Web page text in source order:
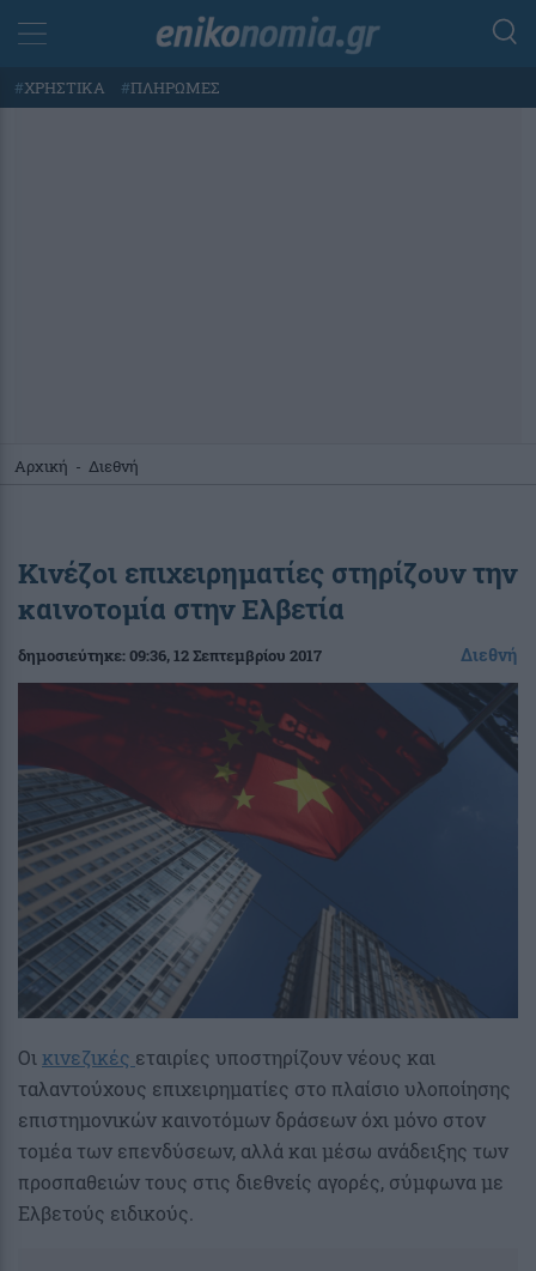
#ΧΡΗΣΤΙΚΑ #ΠΛΗΡΩΜΕΣ
Αρχική - Διεθνή
Κινέζοι επιχειρηματίες στηρίζουν την
καινοτομία στην Ελβετία
δημοσιεύτηκε:09:36, 12 Σεπτεμβρίου 2017 Διεθνή
Οι κινεζικές εταιρίες υποστηρίζουν νέους και
ταλαντούχους επιχειρηματίες στο πλαίσιο υλοποίησης
επιστημονικών καινοτόμων δράσεων όχι μόνο στον
τομέα των επενδύσεων, αλλά και μέσω ανάδειξης των
προσπαθειών τους στις διεθνείς αγορές, σύμφωνα με
Ελβετούς ειδικούς.